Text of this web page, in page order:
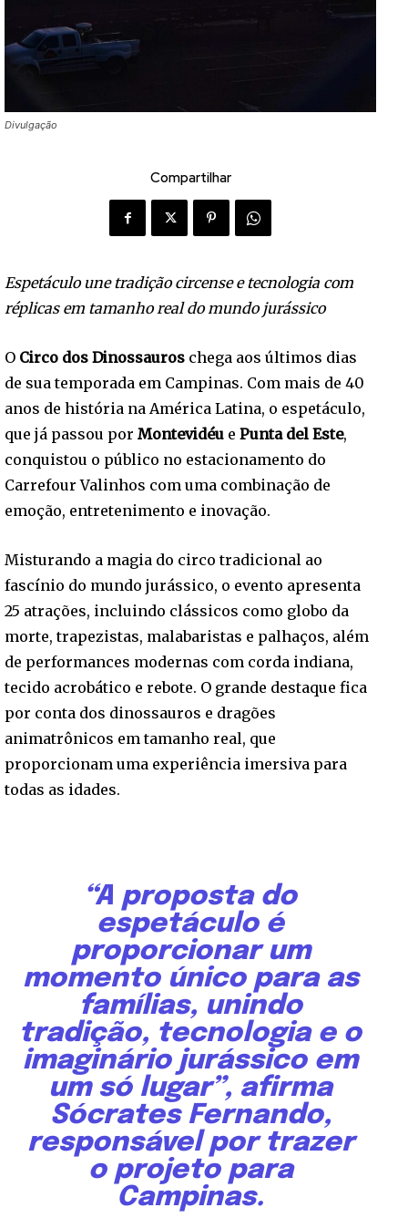
Divulgação
Compartilhar
Espetáculo une tradição circense e tecnologia com
réplicas em tamanho real do mundo jurássico
O Circo dos Dinossauros chega aos últimos dias
de sua temporada em Campinas. Com mais de 40
anos de história na América Latina, o espetáculo,
que já passou por Montevidéu e Punta del Este,
conquistou o público no estacionamento do
Carrefour Valinhos com uma combinação de
emoção, entretenimento e inovação.
Misturando a magia do circo tradicional ao
fascínio do mundo jurássico, o evento apresenta
25 atrações, incluindo clássicos como globo da
morte, trapezistas, malabaristas e palhaços, além
de performances modernas com corda indiana,
tecido acrobático e rebote. O grande destaque fica
por conta dos dinossauros e dragões
animatrônicos em tamanho real, que
proporcionam uma experiência imersiva para
todas as idades.
“A proposta do
espetáculo é
proporcionar um
momento único para as
famílias, unindo
tradição, tecnologia e o
imaginário jurássico em
um só lugar”, afirma
Sócrates Fernando,
responsável por trazer
o projeto para
Campinas.